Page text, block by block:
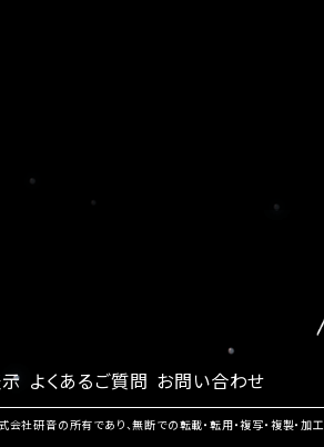
よくあるご質問 お問い合わせ
会社研音の所有であり、無断での転載・転用・複写・複製・